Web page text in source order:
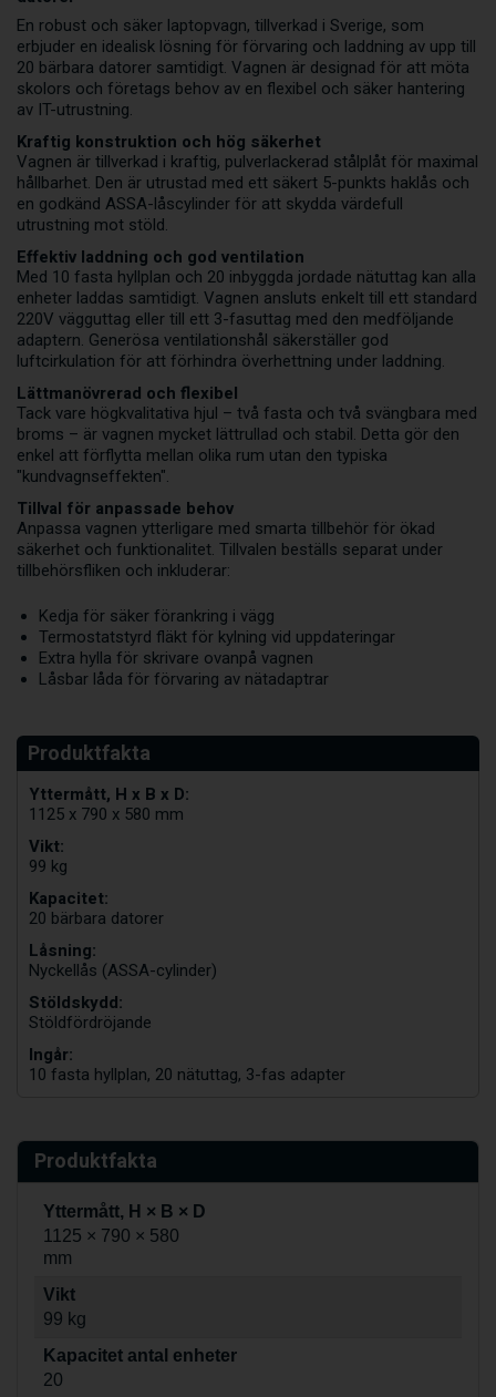
En robust och säker laptopvagn, tillverkad i Sverige, som
erbjuder en idealisk lösning för förvaring och laddning av upp till
20 bärbara datorer samtidigt. Vagnen är designad för att möta
skolors och företags behov av en flexibel och säker hantering
av IT-utrustning.
Kraftig konstruktion och hög säkerhet
Vagnen är tillverkad i kraftig, pulverlackerad stålplåt för maximal
hållbarhet. Den är utrustad med ett säkert 5-punkts haklås och
en godkänd ASSA-låscylinder för att skydda värdefull
utrustning mot stöld.
Effektiv laddning och god ventilation
Med 10 fasta hyllplan och 20 inbyggda jordade nätuttag kan alla
enheter laddas samtidigt. Vagnen ansluts enkelt till ett standard
220V vägguttag eller till ett 3-fasuttag med den medföljande
adaptern. Generösa ventilationshål säkerställer god
luftcirkulation för att förhindra överhettning under laddning.
Lättmanövrerad och flexibel
Tack vare högkvalitativa hjul – två fasta och två svängbara med
broms – är vagnen mycket lättrullad och stabil. Detta gör den
enkel att förflytta mellan olika rum utan den typiska
"kundvagnseffekten".
Tillval för anpassade behov
Anpassa vagnen ytterligare med smarta tillbehör för ökad
säkerhet och funktionalitet. Tillvalen beställs separat under
tillbehörsfliken och inkluderar:
Kedja för säker förankring i vägg
Termostatstyrd fläkt för kylning vid uppdateringar
Extra hylla för skrivare ovanpå vagnen
Låsbar låda för förvaring av nätadaptrar
Yttermått, H x B x D:
1125 x 790 x 580 mm
Vikt:
99 kg
Kapacitet:
20 bärbara datorer
Låsning:
Nyckellås (ASSA-cylinder)
Stöldskydd:
Stöldfördröjande
Ingår:
10 fasta hyllplan, 20 nätuttag, 3-fas adapter
Produktfakta
Yttermått, H × B × D
1125 × 790 × 580
mm
Vikt
99 kg
Kapacitet antal enheter
20